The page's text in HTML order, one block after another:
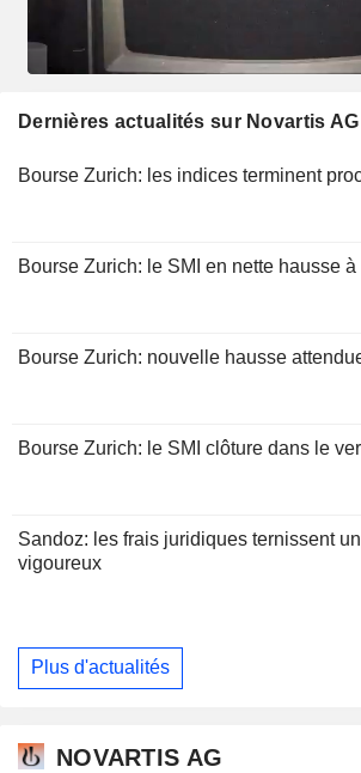
Dernières actualités sur Novartis AG
Bourse Zurich: les indices terminent
Bourse Zurich: le SMI en nette hausse
Bourse Zurich: nouvelle hausse
Bourse Zurich: le SMI clôture dans le
Sandoz: les frais juridiques ternissent
vigoureux
Plus d'actualités
NOVARTIS AG